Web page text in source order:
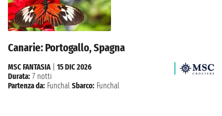
Canarie: Portogallo, Spagna
MSC FANTASIA
15 DIC 2026
Durata: 7 notti
Partenza da: Funchal Sbarco: Funchal